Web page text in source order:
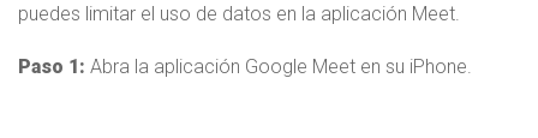
puedes limitar el uso de datos en la aplicación Meet.
Paso 1: Abra la aplicación Google Meet en su iPhone.